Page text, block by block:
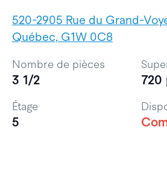
520-2905 Rue du Grand-
Québec, G1W 0C8
Nombre de pièces
3 1/2 720
Étage
5